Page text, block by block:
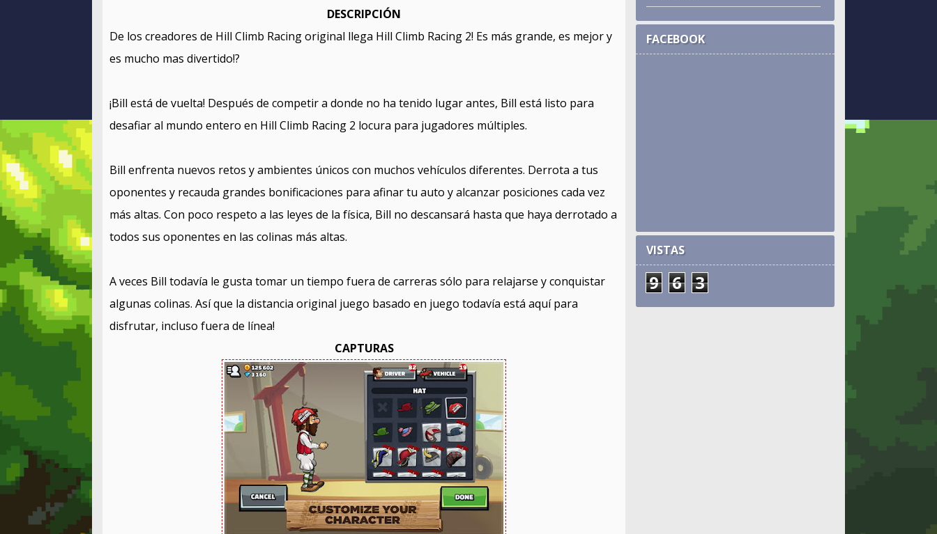
DESCRIPCIÓN
De los creadores de Hill Climb Racing original llega Hill Climb Racing 2! Es más grande, es mejor y
es mucho mas divertido!?
¡Bill está de vuelta! Después de competir a donde no ha tenido lugar antes, Bill está listo para
desafiar al mundo entero en Hill Climb Racing 2 locura para jugadores múltiples.
Bill enfrenta nuevos retos y ambientes únicos con muchos vehículos diferentes. Derrota a tus
oponentes y recauda grandes bonificaciones para afinar tu auto y alcanzar posiciones cada vez
más altas. Con poco respeto a las leyes de la física, Bill no descansará hasta que haya derrotado a
todos sus oponentes en las colinas más altas.
A veces Bill todavía le gusta tomar un tiempo fuera de carreras sólo para relajarse y conquistar
algunas colinas. Así que la distancia original juego basado en juego todavía está aquí para
disfrutar, incluso fuera de línea!
CAPTURAS
FACEBOOK
VISTAS
9 6 3